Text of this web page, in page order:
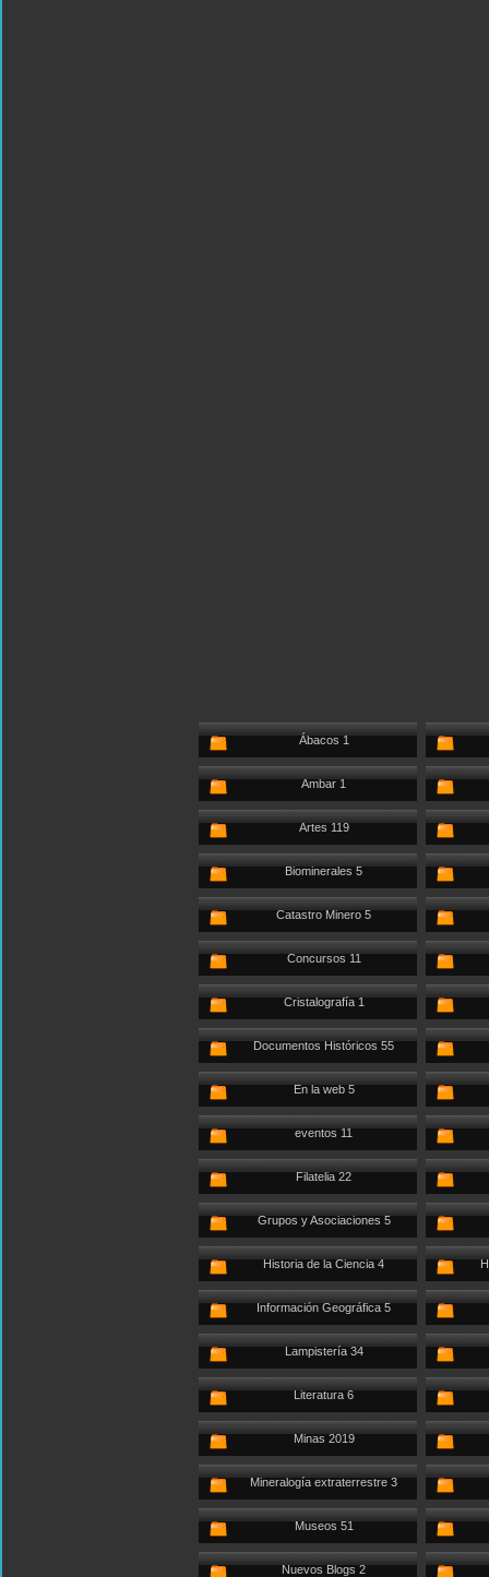
Ábacos 1
Ambar 1
Artes 119
Biominerales 5
Catastro Minero 5
Concursos 11
Cristalografía 1
Documentos Históricos 55
En la web 5
eventos 11
Filatelia 22
Grupos y Asociaciones 5
Historia de la Ciencia 4
Información Geográfica 5
Lampistería 34
Literatura 6
Minas 2019
Mineralogía extraterrestre 3
Museos 51
Nuevos Blogs 2